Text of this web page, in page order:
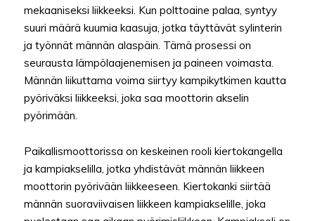
mekaaniseksi liikkeeksi. Kun polttoaine palaa, syntyy
suuri määrä kuumia kaasuja, jotka täyttävät sylinterin
ja työnnät männän alaspäin. Tämä prosessi on
seurausta lämpölaajenemisen ja paineen voimasta.
Männän liikuttama voima siirtyy kampikytkimen kautta
pyöriväksi liikkeeksi, joka saa moottorin akselin
pyörimään.
Paikallismoottorissa on keskeinen rooli kiertokangella
ja kampiakselilla, jotka yhdistävät männän liikkeen
moottorin pyörivään liikkeeseen. Kiertokanki siirtää
männän suoraviivaisen liikkeen kampiakselille, joka